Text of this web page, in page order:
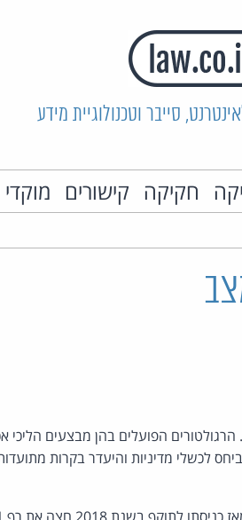
סייבר וטכנולוגיית מידע
חקיקה קישורים
הרגולטורים הפועלים בהן מבצעים
לכשלי מדיניות והיעדר בקרות